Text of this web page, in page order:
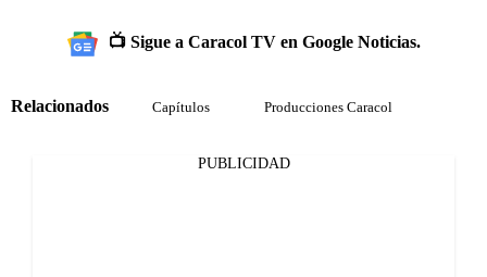
📺 Sigue a Caracol TV en Google Noticias.
Relacionados Capítulos Producciones Caracol
PUBLICIDAD